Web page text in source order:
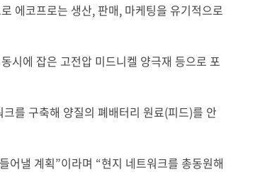
에코프로는 생산, 판매, 마케팅을 유기적으로
시에 잡은 고전압 미드니켈 양극재 등으로 포
를 구축해 양질의 폐배터리 원료(피드)를 안
어낼 계획”이라며 “현지 네트워크를 총동원해